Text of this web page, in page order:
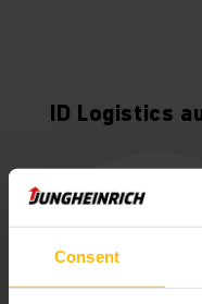
Consent
ID Logistics